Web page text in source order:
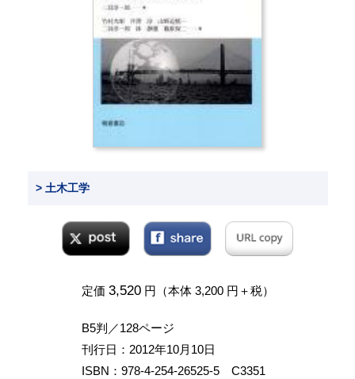
> 土木工学
定価 3,520円（本体 3,200 円＋税）
B5判／128ページ
刊行日：2012年10月10日
ISBN：978-4-254-26525-5 C3351